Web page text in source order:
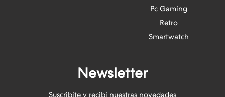
Pc Gaming
Retro
Smartwatch
Newsletter
Suscribite y recibi nuestras novedades